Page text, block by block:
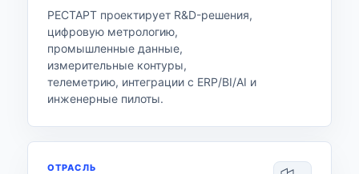
РЕСТАРТ проектирует R&D-решения,
цифровую метрологию,
промышленные данные,
измерительные контуры,
телеметрию, интеграции с ERP/BI/AI и
инженерные пилоты.
ОТРАСЛЬ